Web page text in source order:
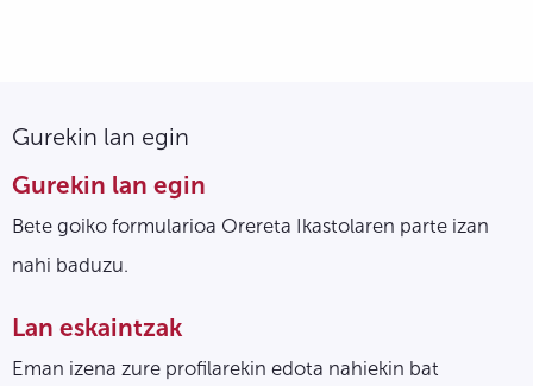
Gurekin lan egin
Gurekin lan egin
Bete goiko formularioa Orereta Ikastolaren parte izan
nahi baduzu.
Lan eskaintzak
Eman izena zure profilarekin edota nahiekin bat